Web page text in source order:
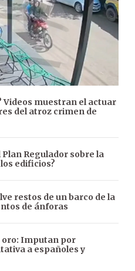
Videos muestran el actuar
del atroz crimen de
Plan Regulador sobre la
edificios?
restos de un barco de la
de ánforas
oro: Imputan por
a españoles y